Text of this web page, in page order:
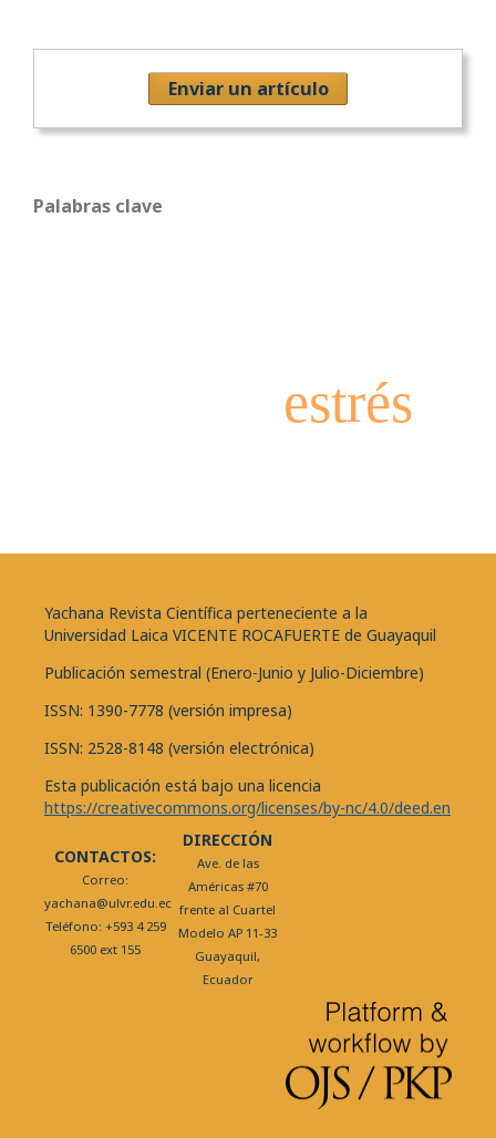
Enviar un artículo
Palabras clave
estrés
Yachana Revista Científica perteneciente a la
Universidad Laica VICENTE ROCAFUERTE de Guayaquil
Publicación semestral (Enero-Junio y Julio-Diciembre)
ISSN: 1390-7778 (versión impresa)
ISSN: 2528-8148 (versión electrónica)
Esta publicación está bajo una licencia
https://creativecommons.org/licenses/by-nc/4.0/deed.en
CONTACTOS:
Correo:
yachana@ulvr.edu.ec
Teléfono: +593 4 259
6500 ext 155
DIRECCIÓN
Ave. de las
Américas #70
frente al Cuartel
Modelo AP 11-33
Guayaquil,
Ecuador